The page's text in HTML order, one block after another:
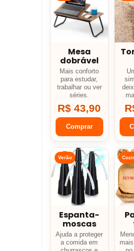
Mesa
dobrável
Mais conforto
para estudar,
trabalhar ou ver
séries.
R$ 43,90
Comprar
Verão
Espanta-
moscas
Ajuda a proteger
a comida em